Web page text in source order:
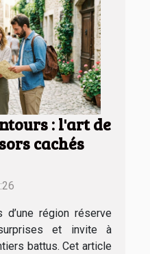
: l'art de
cachés
d’une région réserve
et invite à
battus. Cet article